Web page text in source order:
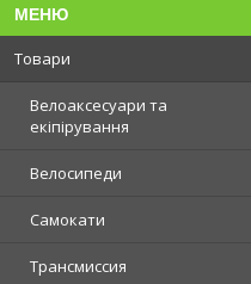
Товари
Велоаксесуари та
екіпірування
Велосипеди
Самокати
Трансмиссия